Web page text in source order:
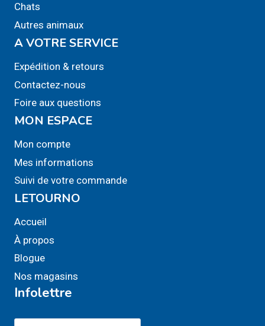
Chats
Autres animaux
A VOTRE SERVICE
Expédition & retours
Contactez-nous
Foire aux questions
MON ESPACE
Mon compte
Mes informations
Suivi de votre commande
LETOURNO
Accueil
À propos
Blogue
Nos magasins
Infolettre